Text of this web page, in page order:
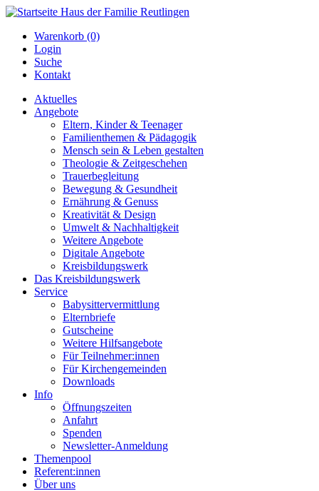
Warenkorb (0)
Login
Suche
Kontakt
Aktuelles
Angebote
Eltern, Kinder & Teenager
Familienthemen & Pädagogik
Mensch sein & Leben gestalten
Theologie & Zeitgeschehen
Trauerbegleitung
Bewegung & Gesundheit
Ernährung & Genuss
Kreativität & Design
Umwelt & Nachhaltigkeit
Weitere Angebote
Digitale Angebote
Kreisbildungswerk
Das Kreisbildungswerk
Service
Babysittervermittlung
Elternbriefe
Gutscheine
Weitere Hilfsangebote
Für Teilnehmer:innen
Für Kirchengemeinden
Downloads
Info
Öffnungszeiten
Anfahrt
Spenden
Newsletter-Anmeldung
Themenpool
Referent:innen
Über uns